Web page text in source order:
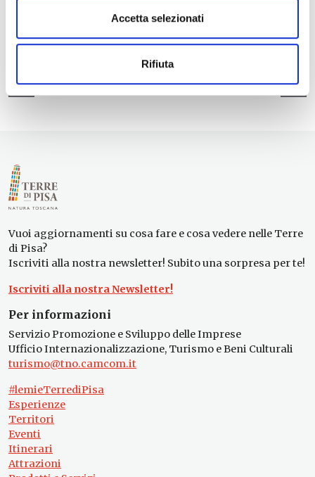
Accetta selezionati
Rifiuta
Vuoi aggiornamenti su cosa fare e cosa vedere nelle Terre
di Pisa?
Iscriviti alla nostra newsletter! Subito una sorpresa per te!
Iscriviti alla nostra Newsletter!
Per informazioni
Servizio Promozione e Sviluppo delle Imprese
Ufficio Internazionalizzazione, Turismo e Beni Culturali
turismo@tno.camcom.it
#lemieTerrediPisa
Esperienze
Territori
Eventi
Itinerari
Attrazioni